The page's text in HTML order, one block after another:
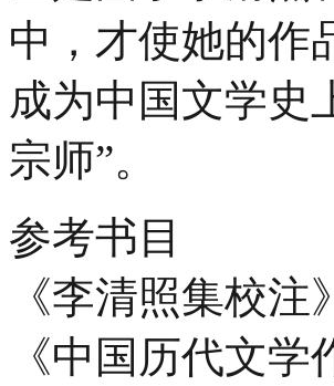
中，才使她的作
成为中国文学史
宗师”。
参考书目
《李清照集校
《中国历代文